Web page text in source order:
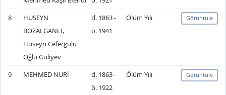
8
HÜSEYN
BOZALGANLI,
Hüseyn Cefergulu
Oğlu Guliyev
d. 1863 -
ö. 1941
Ölüm Yılı Görüntüle
9 MEHMED NURİ
d. 1863 -
ö. 1922
Ölüm Yılı Görüntüle